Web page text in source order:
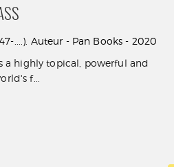
....). Auteur - Pan Books - 2020
a highly topical, powerful and
f...